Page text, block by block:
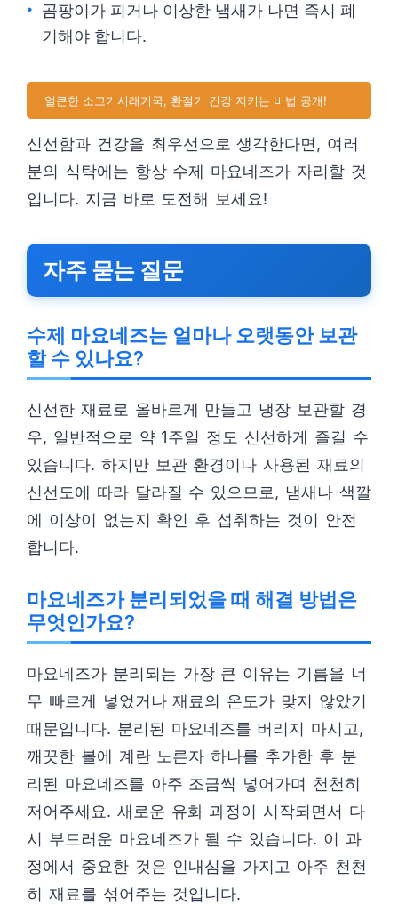
곰팡이가 피거나 이상한 냄새가 나면 즉시 폐
기해야 합니다.
얼큰한 소고기시래기국, 환절기 건강 지키는 비법 공개!
신선함과 건강을 최우선으로 생각한다면, 여러
분의 식탁에는 항상 수제 마요네즈가 자리할 것
입니다. 지금 바로 도전해 보세요!
자주 묻는 질문
수제 마요네즈는 얼마나 오랫동안 보관
할 수 있나요?
신선한 재료로 올바르게 만들고 냉장 보관할 경
우, 일반적으로 약 1주일 정도 신선하게 즐길 수
있습니다. 하지만 보관 환경이나 사용된 재료의
신선도에 따라 달라질 수 있으므로, 냄새나 색깔
에 이상이 없는지 확인 후 섭취하는 것이 안전
합니다.
마요네즈가 분리되었을 때 해결 방법은
무엇인가요?
마요네즈가 분리되는 가장 큰 이유는 기름을 너
무 빠르게 넣었거나 재료의 온도가 맞지 않았기
때문입니다. 분리된 마요네즈를 버리지 마시고,
깨끗한 볼에 계란 노른자 하나를 추가한 후 분
리된 마요네즈를 아주 조금씩 넣어가며 천천히
저어주세요. 새로운 유화 과정이 시작되면서 다
시 부드러운 마요네즈가 될 수 있습니다. 이 과
정에서 중요한 것은 인내심을 가지고 아주 천천
히 재료를 섞어주는 것입니다.